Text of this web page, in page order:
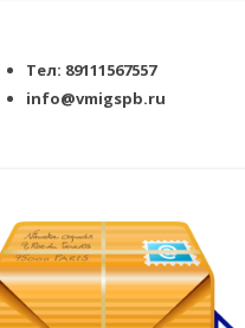
Тел: 89111567557
info@vmigspb.ru